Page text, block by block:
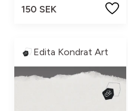
150 SEK
Edita Kondrat Art